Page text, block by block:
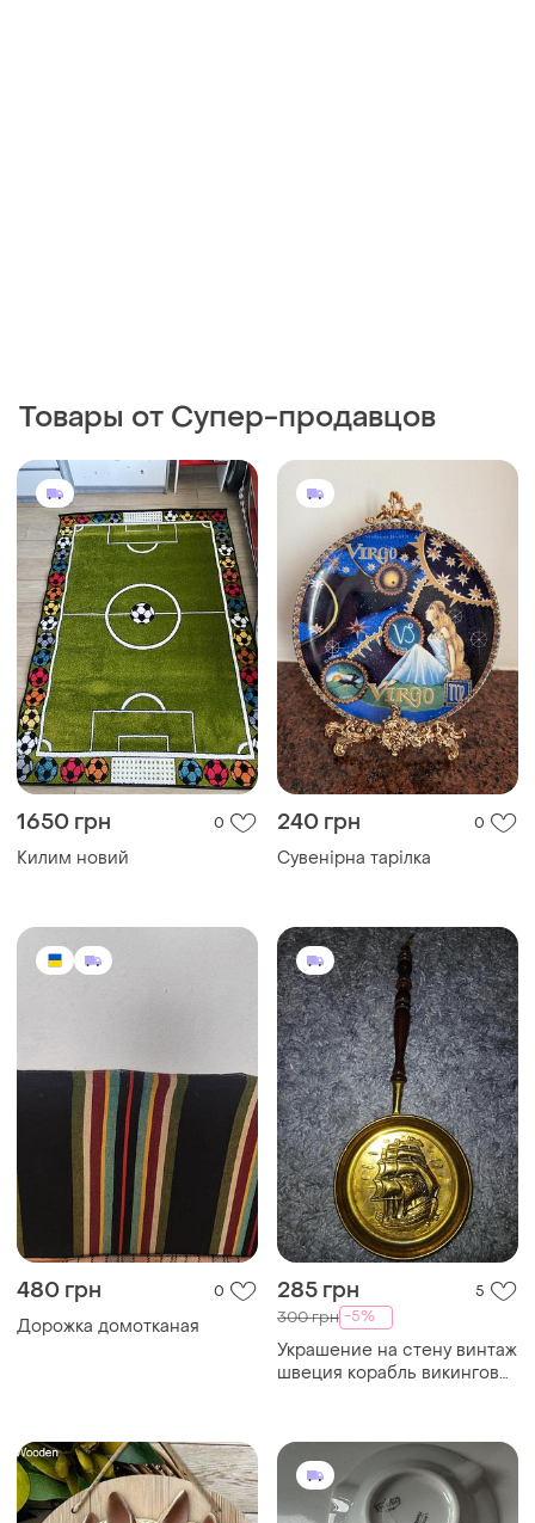
Товары от Супер-продавцов
1650 грн 0
Килим новий
240 грн 0
Сувенірна тарілка
480 грн 0
Дорожка домотканая
285 грн 5
300 грн -5%
Украшение на стену винтаж
швеция корабль викингов